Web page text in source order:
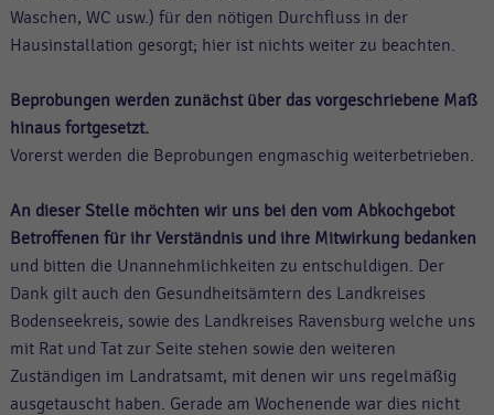
Waschen, WC usw.) für den nötigen Durchfluss in der
Hausinstallation gesorgt; hier ist nichts weiter zu beachten.
Beprobungen werden zunächst über das vorgeschriebene Maß
hinaus fortgesetzt.
Vorerst werden die Beprobungen engmaschig weiterbetrieben.
An dieser Stelle möchten wir uns bei den vom Abkochgebot
Betroffenen für ihr Verständnis und ihre Mitwirkung bedanken
und bitten die Unannehmlichkeiten zu entschuldigen. Der
Dank gilt auch den Gesundheitsämtern des Landkreises
Bodenseekreis, sowie des Landkreises Ravensburg welche uns
mit Rat und Tat zur Seite stehen sowie den weiteren
Zuständigen im Landratsamt, mit denen wir uns regelmäßig
ausgetauscht haben. Gerade am Wochenende war dies nicht